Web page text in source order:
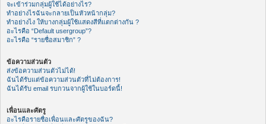
จะเข้าร่วมกลุ่มผู้ใช้ได้อย่างไร?
ทำอย่างไรฉันจะกลายเป็นหัวหน้ากลุ่ม?
ทำอย่างไง ให้บางกลุ่มผู้ใช้แสดงสีที่แตกต่างกัน ?
อะไรคือ “Default usergroup”?
อะไรคือ “รายชื่อสมาชิก” ?
ข้อความส่วนตัว
ส่งข้อความส่วนตัวไม่ได้!
ฉันได้รับแต่ข้อความส่วนตัวที่ไม่ต้องการ!
ฉันได้รับ email รบกวนจากผู้ใช้ในบอร์ดนี้!
เพื่อนและศัตรู
อะไรคือรายชื่อเพื่อนและศัตรูของฉัน?